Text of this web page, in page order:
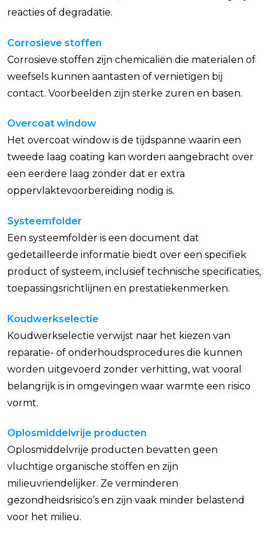
reacties of degradatie.
Corrosieve stoffen
Corrosieve stoffen zijn chemicaliën die materialen of
weefsels kunnen aantasten of vernietigen bij
contact. Voorbeelden zijn sterke zuren en basen.
Overcoat window
Het overcoat window is de tijdspanne waarin een
tweede laag coating kan worden aangebracht over
een eerdere laag zonder dat er extra
oppervlaktevoorbereiding nodig is.
Systeemfolder
Een systeemfolder is een document dat
gedetailleerde informatie biedt over een specifiek
product of systeem, inclusief technische specificaties,
toepassingsrichtlijnen en prestatiekenmerken.
Koudwerkselectie
Koudwerkselectie verwijst naar het kiezen van
reparatie- of onderhoudsprocedures die kunnen
worden uitgevoerd zonder verhitting, wat vooral
belangrijk is in omgevingen waar warmte een risico
vormt.
Oplosmiddelvrije producten
Oplosmiddelvrije producten bevatten geen
vluchtige organische stoffen en zijn
milieuvriendelijker. Ze verminderen
gezondheidsrisico’s en zijn vaak minder belastend
voor het milieu.